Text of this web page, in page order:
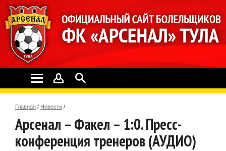
Главная / Новости /
Арсенал – Факел – 1:0. Пресс-
конференция тренеров (АУДИО)